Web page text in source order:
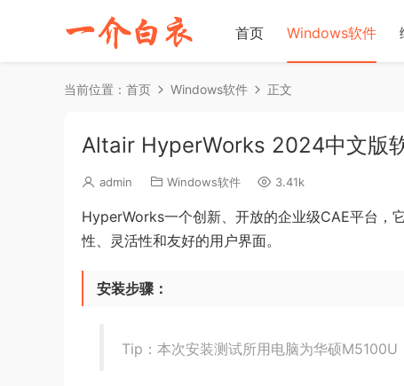
首页 Windows软件
当前位置： 首页 Windows软件 正文
Altair HyperWorks 2024中文版
admin Windows软件 3.41k
HyperWorks一个创新、开放的企业级CAE平台，
性、灵活性和友好的用户界面。
安装步骤：
Tip：本次安装测试所用电脑为华硕M5100U